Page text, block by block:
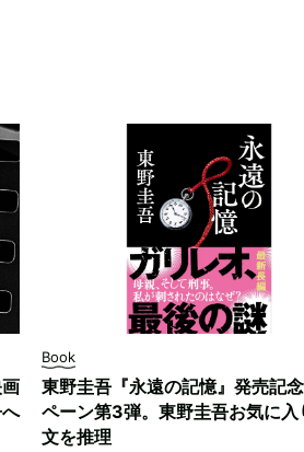
Book
東野圭吾『永遠の記憶』発売記
ペーン第3弾。東野圭吾お気に入
文を推理